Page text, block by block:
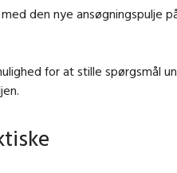
den nye ansøgningspulje
for at stille spørgsmål